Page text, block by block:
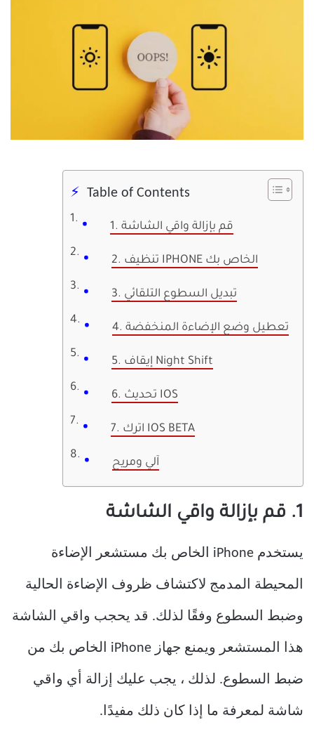
Table of Contents
1. قم بإزالة واقي الشاشة
2. تنظيف IPHONE الخاص بك
3. تبديل السطوع التلقائي
4. تعطيل وضع الإضاءة المنخفضة
5. إيقاف Night Shift
6. تحديث IOS
7. اترك IOS BETA
آلي ومريح
1. قم بإزالة واقي الشاشة
يستخدم iPhone الخاص بك مستشعر الإضاءة
المحيطة المدمج لاكتشاف ظروف الإضاءة الحالية
وضبط السطوع وفقًا لذلك. قد يحجب واقي الشاشة
هذا المستشعر ويمنع جهاز iPhone الخاص بك من
ضبط السطوع. لذلك ، يجب عليك إزالة أي واقي
شاشة لمعرفة ما إذا كان ذلك مفيدًا.